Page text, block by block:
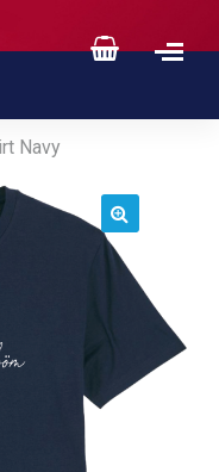
Navy
🔍